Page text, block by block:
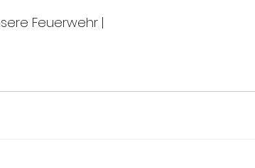
Feuerwehr |